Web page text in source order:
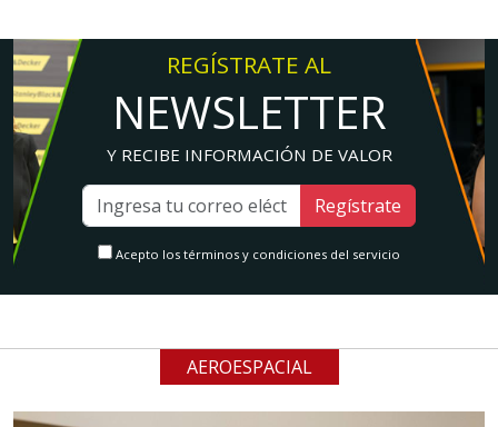
REGÍSTRATE AL
NEWSLETTER
Y RECIBE INFORMACIÓN DE VALOR
Regístrate
Acepto los términos y condiciones del servicio
AEROESPACIAL